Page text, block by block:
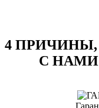
4
С НАМИ